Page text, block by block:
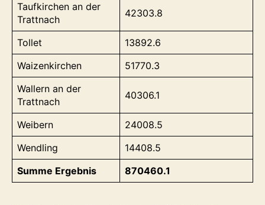
Taufkirchen an der
Trattnach
42303.8
Tollet
13892.6
Waizenkirchen
51770.3
Wallern an der
Trattnach
40306.1
Weibern
24008.5
Wendling
14408.5
Summe Ergebnis
870460.1